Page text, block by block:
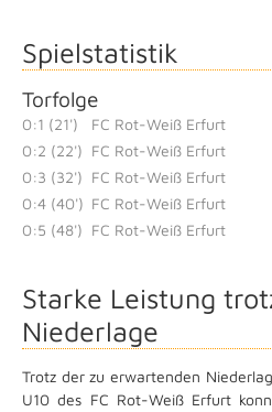
Spielstatistik
Torfolge
0:1 (21')
FC Rot-Weiß Erfurt
0:2 (22') FC Rot-Weiß Erfurt
0:3 (32') FC Rot-Weiß Erfurt
0:4 (40') FC Rot-Weiß Erfurt
0:5 (48') FC Rot-Weiß Erfurt
Starke Leistung
Niederlage
Trotz der zu erwartenden
U10 des FC Rot-Weiß Erfurt